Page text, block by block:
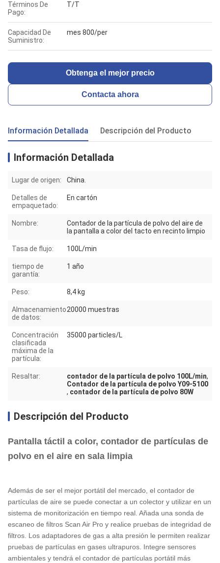
Términos De
Pago:
T/T
Capacidad De
Suministro:
mes 800/per
Obtenga el mejor precio
Contacta ahora
Información Detallada Descripción del Producto
Información Detallada
Lugar de origen: China.
Detalles de
empaquetado:
En cartón
Nombre:
Contador de la partícula de polvo del aire de
la pantalla a color del tacto en recinto limpio
Tasa de flujo: 100L/min
tiempo de
garantía:
1 año
Peso: 8,4 kg
Almacenamiento
de datos:
20000 muestras
Concentración
clasificada
máxima de la
partícula:
35000 particles/L
Resaltar: contador de la partícula de polvo 100L/min,
Contador de la partícula de polvo Y09-5100
, contador de la partícula de polvo 80W
Descripción del Producto
Pantalla táctil a color, contador de partículas de
polvo en el aire en sala limpia
Además de ser el mejor portátil del mercado, el contador de
partículas de aire se puede conectar a un colector y utilizar en un
sistema de monitorización en tiempo real. Añada una sonda de
escaneo de filtros Scan Air Pro y realice pruebas de integridad de
filtros. Los adaptadores de gas a alta presión le permiten realizar
pruebas de partículas en gases ultrapuros. Integre sensores
ambientales y tendrá el contador de partículas portátil más